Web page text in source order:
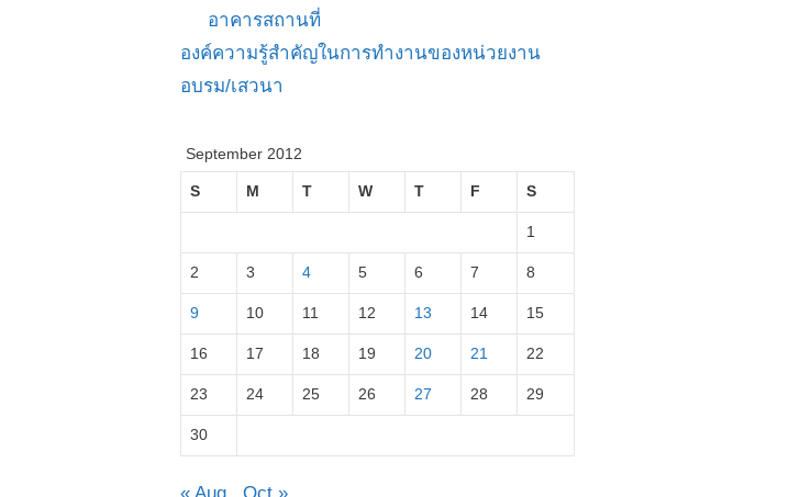
อาคารสถานที่
องค์ความรู้สำคัญในการทำงานของหน่วยงาน
อบรม/เสวนา
September 2012
S M T W T F S
1
2 3 4 5 6 7 8
9 10 11 12 13 14 15
16 17 18 19 20 21 22
23 24 25 26 27 28 29
30